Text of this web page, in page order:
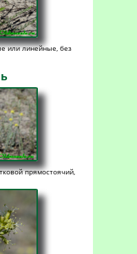
или линейные, без
прямостоячий,